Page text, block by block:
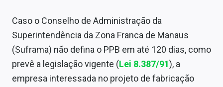
Caso o Conselho de Administração da
Superintendência da Zona Franca de Manaus
(Suframa) não defina o PPB em até 120 dias, como
prevê a legislação vigente (Lei 8.387/91), a
empresa interessada no projeto de fabricação